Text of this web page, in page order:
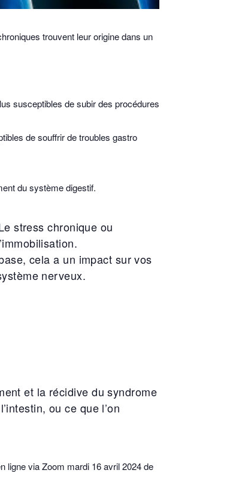
trouvent leur origine dans un
susceptibles de subir des procédures
de souffrir de troubles gastro
du système digestif.
stress chronique ou
cela a un impact sur vos
nerveux.
et la récidive du syndrome
ou ce que l’on
ligne via Zoom mardi 16 avril 2024 de